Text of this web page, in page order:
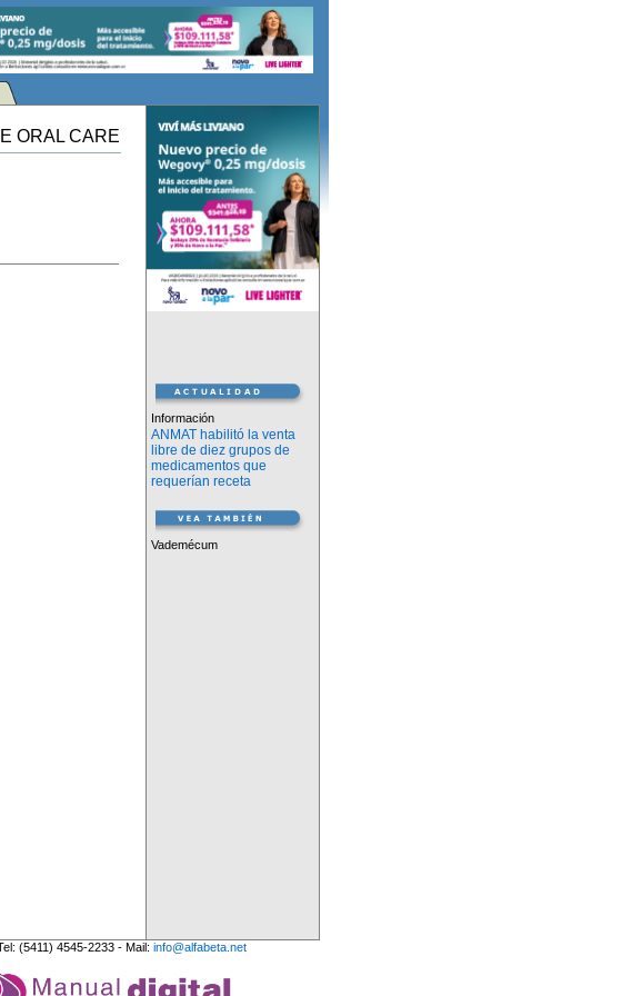
ORAL CARE
Información
ANMAT habilitó la venta
libre de diez grupos de
medicamentos que
requerían receta
Vademécum
(5411) 4545-2233 - Mail: info@alfabeta.net